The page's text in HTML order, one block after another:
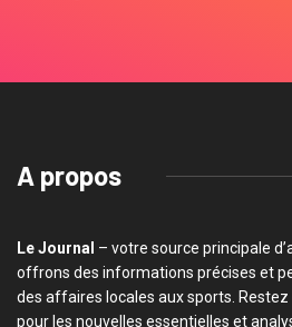
A propos
Le Journal – votre source principale
offrons des informations précises et
des affaires locales aux sports.
pour les nouvelles essentielles et